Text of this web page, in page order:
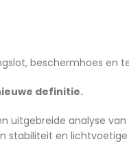
beschermhoes en
definitie.
uitgebreide analyse
stabiliteit en lichtvoetige